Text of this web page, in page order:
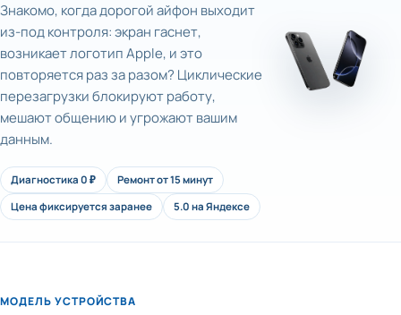
Знакомо, когда дорогой айфон выходит
из-под контроля: экран гаснет,
возникает логотип Apple, и это
повторяется раз за разом? Циклические
перезагрузки блокируют работу,
мешают общению и угрожают вашим
данным.
Диагностика 0 ₽
Ремонт от 15 минут
Цена фиксируется заранее
5.0 на Яндексе
МОДЕЛЬ УСТРОЙСТВА